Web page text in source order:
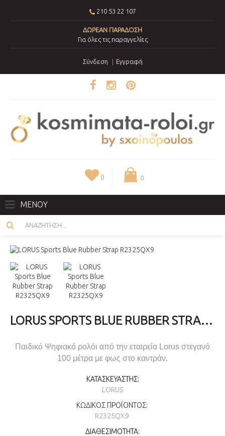
210 53 22 107
ΔΩΡΕΑΝ ΠΑΡΑΔΟΣΗ
Για όλες τις παραγγελίες
Σύνδεση Εγγραφή
0 0
ΜΕΝΟΥ
LORUS SPORTS BLUE RUBBER STRAP R2325QX9
Παιδικό Ψηφιακό ρολόι από την εταιρεία Lorus στεγανό
100 μέτρα με φως στο καντράν.
ΚΑΤΑΣΚΕΥΑΣΤΉΣ:
LORUS
ΚΩΔΙΚΌΣ ΠΡΟΪΌΝΤΟΣ:
R2325QX9
ΔΙΑΘΕΣΙΜΌΤΗΤΑ: